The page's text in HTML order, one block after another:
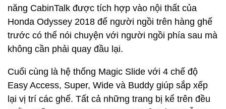
năng CabinTalk được tích hợp vào nội thất của
Honda Odyssey 2018 để người ngồi trên hàng ghế
trước có thể nói chuyện với người ngồi phía sau mà
không cần phải quay đầu lại.
Cuối cùng là hệ thống Magic Slide với 4 chế độ
Easy Access, Super, Wide và Buddy giúp sắp xếp
lại vị trí các ghế. Tất cả những trang bị kể trên đều